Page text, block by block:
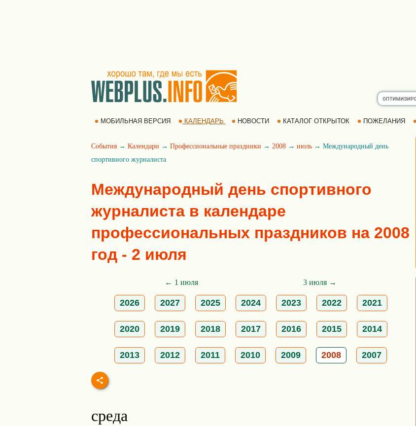
МОБИЛЬНАЯ ВЕРСИЯ КАЛЕНДАРЬ НОВОСТИ КАТАЛОГ ОТКРЫТОК ПОЖЕЛАНИЯ
События → Календари → Профессиональные праздники → 2008 → июль → Международный день
спортивного журналиста
Международный день спортивного
журналиста в календаре
профессиональных праздников на 2008
год - 2 июля
← 1 июля 3 июля →
2026 2027 2025 2024 2023 2022 2021
2020 2019 2018 2017 2016 2015 2014
2013 2012 2011 2010 2009 2008 2007
среда